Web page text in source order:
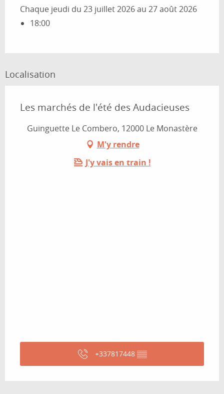
Chaque jeudi du 23 juillet 2026 au 27 août 2026
18:00
Localisation
Les marchés de l'été des Audacieuses
Guinguette Le Combero, 12000 Le Monastère
M'y rendre
J'y vais en train !
+337817448 ▒▒